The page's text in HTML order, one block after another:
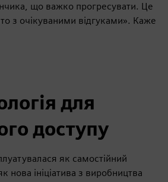
що важко прогресувати. Це
з очікуваними відгуками». Каже
для
доступу
як самостійний
нова ініціатива з виробництва